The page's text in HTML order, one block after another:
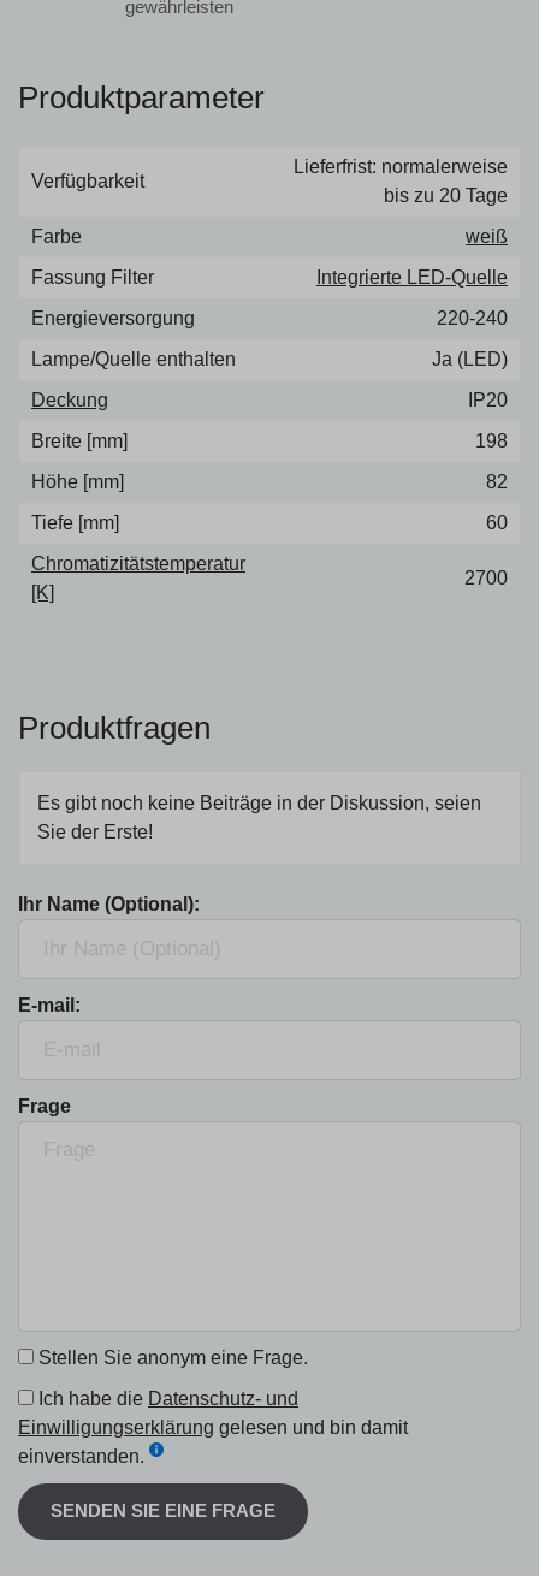
gewährleisten
Produktparameter
Verfügbarkeit
Lieferfrist: normalerweise
bis zu 20 Tage
Farbe
weiß
Fassung Filter
Integrierte LED-Quelle
Energieversorgung
220-240
Lampe/Quelle enthalten
Ja (LED)
Deckung
IP20
Breite [mm]
198
Höhe [mm]
82
Tiefe [mm]
60
Chromatizitätstemperatur
[K]
2700
Produktfragen
Es gibt noch keine Beiträge in der Diskussion, seien
Sie der Erste!
Ihr Name (Optional):
E-mail:
Frage
Stellen Sie anonym eine Frage.
Ich habe die Datenschutz- und
Einwilligungserklärung gelesen und bin damit
einverstanden.
SENDEN SIE EINE FRAGE